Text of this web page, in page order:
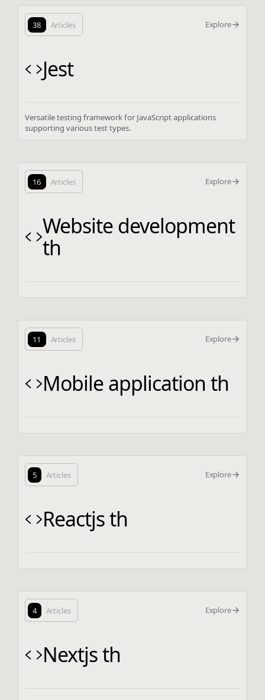
38 Articles Explore
Jest
Versatile testing framework for JavaScript applications
supporting various test types.
16 Articles Explore
Website development
th
11 Articles Explore
Mobile application th
5 Articles Explore
Reactjs th
4 Articles Explore
Nextjs th